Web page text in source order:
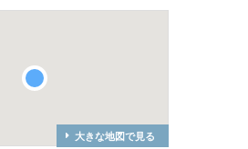
大きな地図で見る